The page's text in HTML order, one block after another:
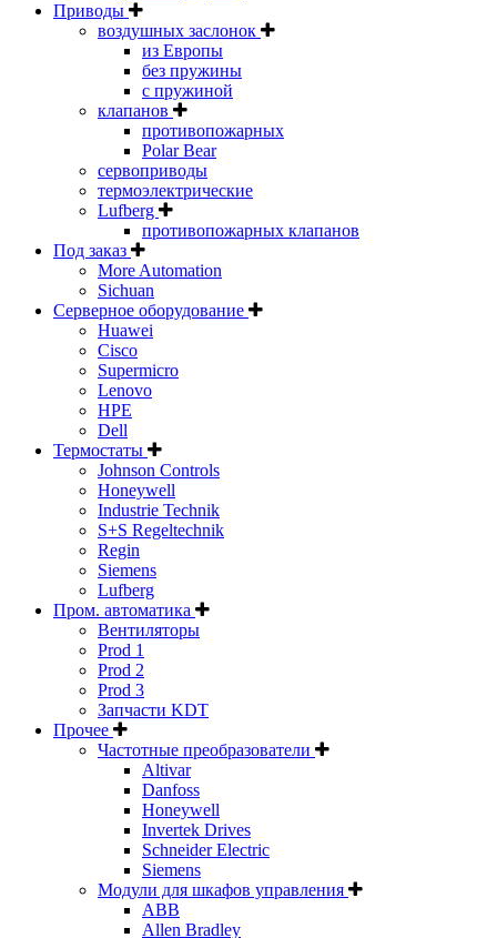
Приводы
воздушных заслонок
из Европы
без пружины
с пружиной
клапанов
противопожарных
Polar Bear
сервоприводы
термоэлектрические
Lufberg
противопожарных клапанов
Под заказ
More Automation
Sichuan
Серверное оборудование
Huawei
Cisco
Supermicro
Lenovo
HPE
Dell
Термостаты
Johnson Controls
Honeywell
Industrie Technik
S+S Regeltechnik
Regin
Siemens
Lufberg
Пром. автоматика
Вентиляторы
Prod 1
Prod 2
Prod 3
Запчасти KDT
Прочее
Частотные преобразователи
Altivar
Danfoss
Honeywell
Invertek Drives
Schneider Electric
Siemens
Модули для шкафов управления
ABB
Allen Bradley